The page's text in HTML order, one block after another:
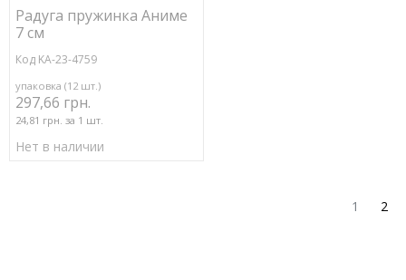
Радуга пружинка Аниме
7 см
Код KA-23-4759
упаковка (12 шт.)
297,66 грн.
24,81 грн. за 1 шт.
Нет в наличии
1 2